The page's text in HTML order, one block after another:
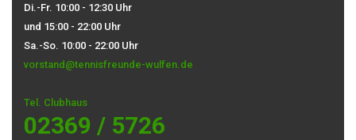
Di.-Fr. 10:00 - 12:30 Uhr
und 15:00 - 22:00 Uhr
Sa.-So. 10:00 - 22:00 Uhr
vorstand@tennisfreunde-wulfen.de
Tel. Clubhaus
02369 / 5726